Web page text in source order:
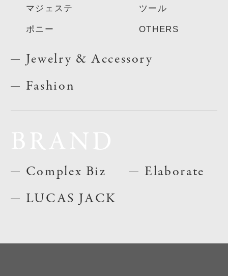
マジェステ
ポニー
ツール
OTHERS
Jewelry & Accessory
Fashion
Complex Biz
LUCAS JACK
Elaborate